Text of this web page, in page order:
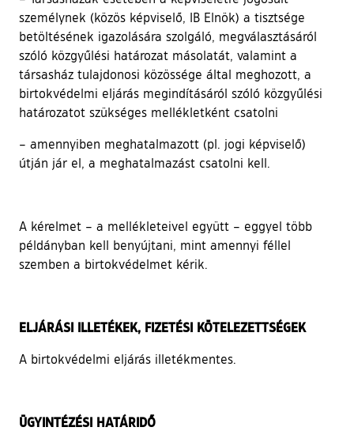
személynek (közös képviselő, IB Elnök) a tisztsége
betöltésének igazolására szolgáló, megválasztásáról
szóló közgyűlési határozat másolatát, valamint a
társasház tulajdonosi közössége által meghozott, a
birtokvédelmi eljárás megindításáról szóló közgyűlési
határozatot szükséges mellékletként csatolni
– amennyiben meghatalmazott (pl. jogi képviselő)
útján jár el, a meghatalmazást csatolni kell.
A kérelmet – a mellékleteivel együtt – eggyel több
példányban kell benyújtani, mint amennyi féllel
szemben a birtokvédelmet kérik.
ELJÁRÁSI ILLETÉKEK, FIZETÉSI KÖTELEZETTSÉGEK
A birtokvédelmi eljárás illetékmentes.
ÜGYINTÉZÉSI HATÁRIDŐ